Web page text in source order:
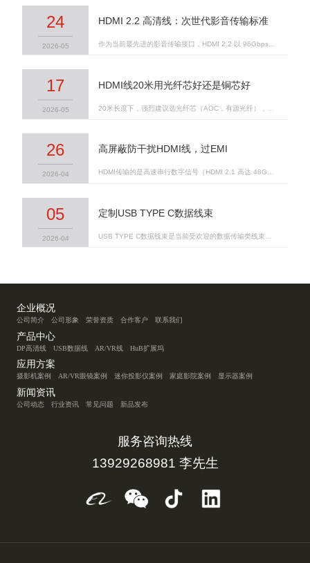
24
2026-05
HDMI 2.2 高清线：次世代影音传输标准
17
2026-05
HDMI线20米用光纤芯好还是铜芯好
26
2026-04
高屏蔽防干扰HDMI线，过EMI
HDMI传输的是高速串行数字信号（HDMI 2.1 高达 48Gbps），极易受到外部电磁干扰（EMI）影响，导致图像失真、闪屏、音视频不同步等问题。同时，HDMI线本身也会向外辐射电磁波，可能干扰周边设备。因此，高屏蔽设计既是抗干扰（EMS）的需要，也是抑制自身辐射（EMI）以通过法规认证（如 FCC、CE）的关键。
05
2026-04
定制USB TYPE C数据线束
企业概况
公司简介 公司形象 荣誉资质 合作客户 联系我们
产品中心
DP高清线 USB数据线 AR/VR线 HuB扩展坞
应用方案
摄影机案例 AR/VR眼镜案例 迷你投影仪案例 家庭影院案例 显示器案例
新闻资讯
公司动态 行业资讯 常见问题 新品发布
服务咨询热线
13929268981 李先生